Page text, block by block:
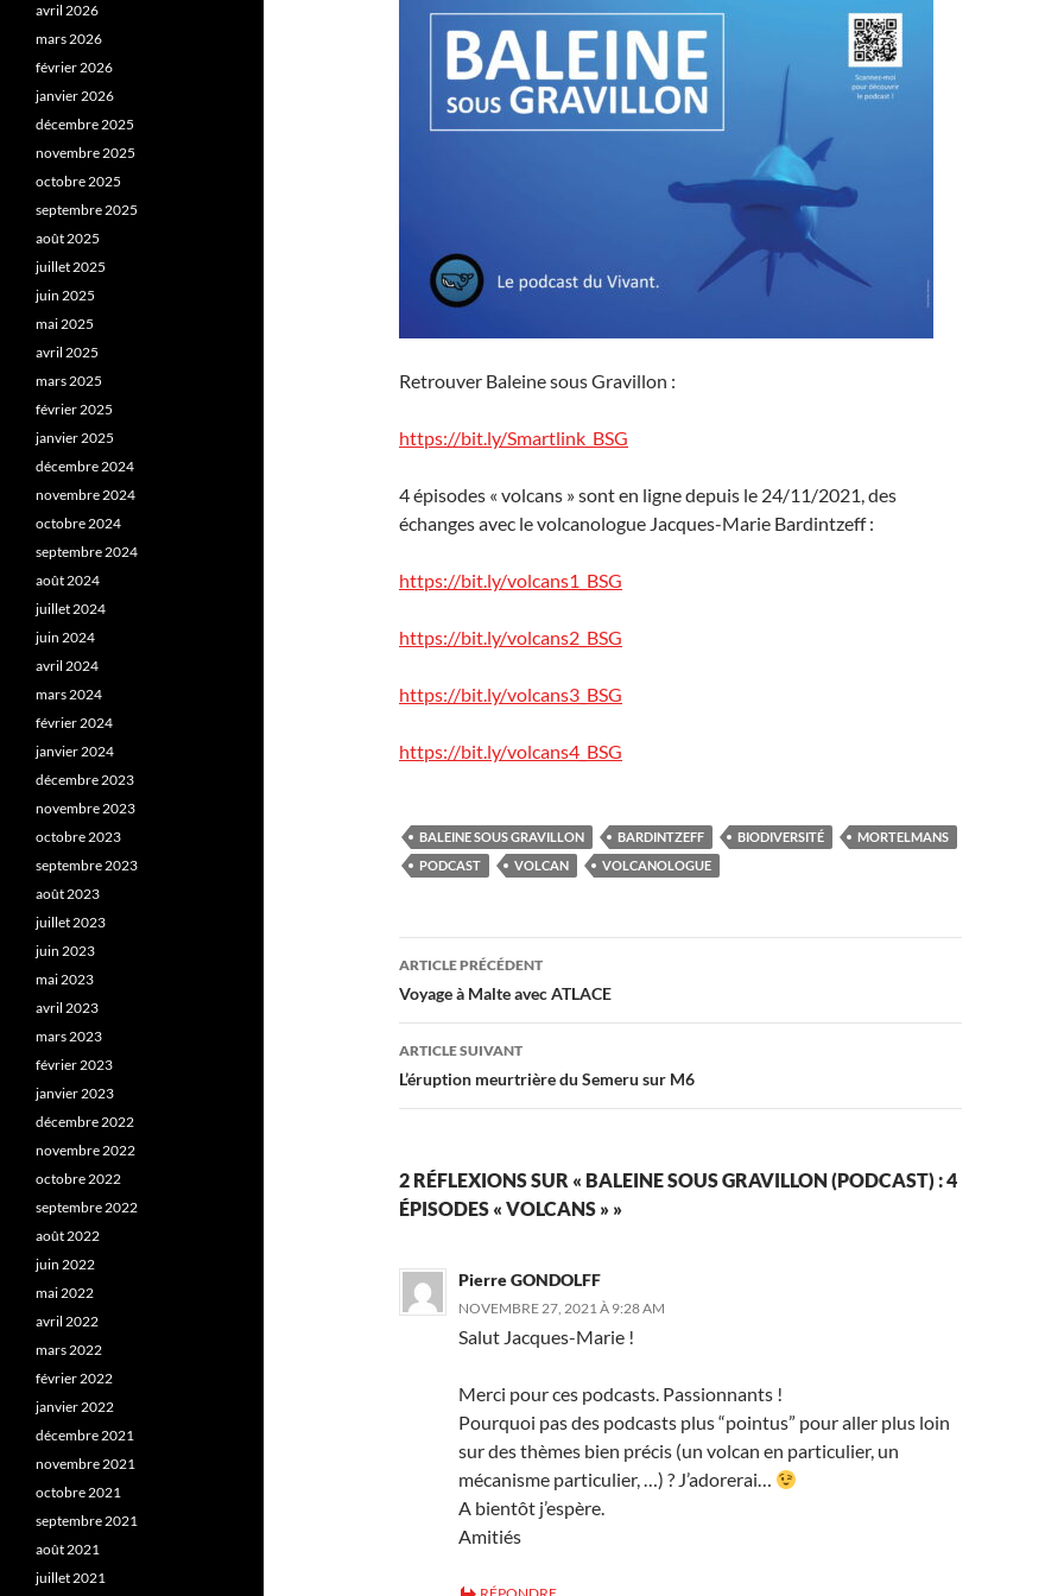
Retrouver Baleine sous Gravillon :
https://bit.ly/Smartlink_BSG
4 épisodes « volcans » sont en ligne depuis le 24/11/2021, des
échanges avec le volcanologue Jacques-Marie Bardintzeff :
https://bit.ly/volcans1_BSG
https://bit.ly/volcans2_BSG
https://bit.ly/volcans3_BSG
https://bit.ly/volcans4_BSG
BALEINE SOUS GRAVILLON BARDINTZEFF BIODIVERSITÉ
MORTELMANS
PODCAST
VOLCAN VOLCANOLOGUE
Navigation
des
articles
ARTICLE PRÉCÉDENT
Voyage à Malte avec ATLACE
ARTICLE SUIVANT
L’éruption meurtrière du Semeru sur M6
2 RÉFLEXIONS SUR « BALEINE SOUS GRAVILLON (PODCAST) : 4
ÉPISODES « VOLCANS » »
Pierre GONDOLFF
NOVEMBRE 27, 2021 À 9:28 AM
Salut Jacques-Marie !
Merci pour ces podcasts. Passionnants !
Pourquoi pas des podcasts plus “pointus” pour aller plus loin
sur des thèmes bien précis (un volcan en particulier, un
mécanisme particulier, …) ? J’adorerai…
A bientôt j’espère.
Amitiés
avril 2026
mars 2026
février 2026
janvier 2026
décembre 2025
novembre 2025
octobre 2025
septembre 2025
août 2025
juillet 2025
juin 2025
mai 2025
avril 2025
mars 2025
février 2025
janvier 2025
décembre 2024
novembre 2024
octobre 2024
septembre 2024
août 2024
juillet 2024
juin 2024
avril 2024
mars 2024
février 2024
janvier 2024
décembre 2023
novembre 2023
octobre 2023
septembre 2023
août 2023
juillet 2023
juin 2023
mai 2023
avril 2023
mars 2023
février 2023
janvier 2023
décembre 2022
novembre 2022
octobre 2022
septembre 2022
août 2022
juin 2022
mai 2022
avril 2022
mars 2022
février 2022
janvier 2022
décembre 2021
novembre 2021
octobre 2021
septembre 2021
août 2021
juillet 2021